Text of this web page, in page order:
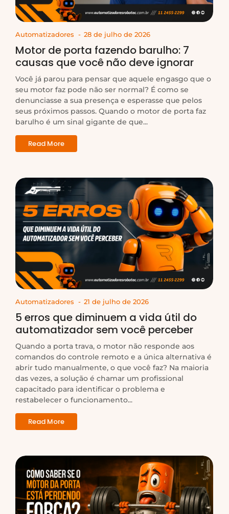
Automatizadores - 28 de julho de 2026
Motor de porta fazendo barulho: 7
causas que você não deve ignorar
Você já parou para pensar que aquele engasgo que o
seu motor faz pode não ser normal? É como se
denunciasse a sua presença e esperasse que pelos
seus próximos passos. Quando o motor de porta faz
barulho é um sinal gigante de que...
Read More
Automatizadores - 21 de julho de 2026
5 erros que diminuem a vida útil do
automatizador sem você perceber
Quando a porta trava, o motor não responde aos
comandos do controle remoto e a única alternativa é
abrir tudo manualmente, o que você faz? Na maioria
das vezes, a solução é chamar um profissional
capacitado para identificar o problema e
restabelecer o funcionamento...
Read More